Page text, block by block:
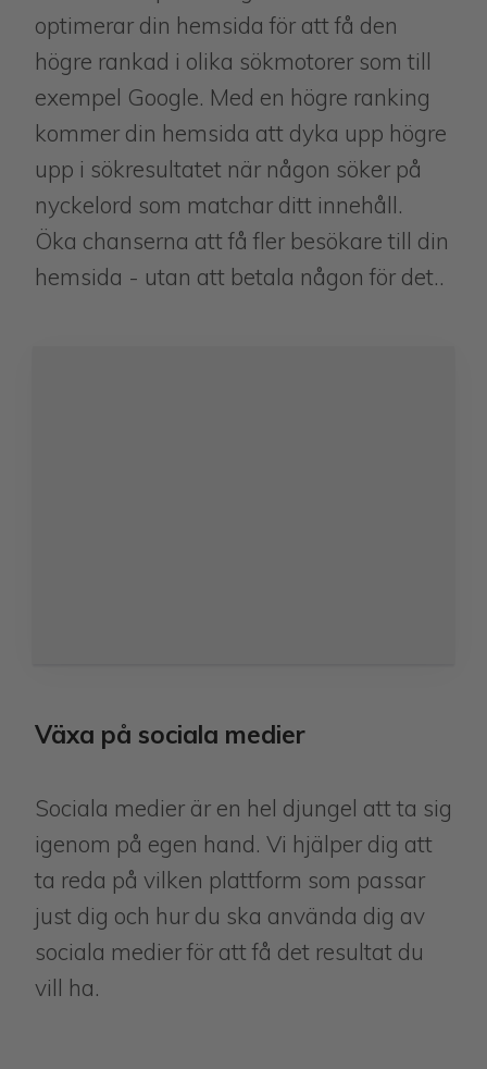
optimerar din hemsida för att få den
högre rankad i olika sökmotorer som till
exempel Google. Med en högre ranking
kommer din hemsida att dyka upp högre
upp i sökresultatet när någon söker på
nyckelord som matchar ditt innehåll.
Öka chanserna att få fler besökare till din
hemsida - utan att betala någon för det..
Växa på sociala medier
Sociala medier är en hel djungel att ta sig
igenom på egen hand. Vi hjälper dig att
ta reda på vilken plattform som passar
just dig och hur du ska använda dig av
sociala medier för att få det resultat du
vill ha.